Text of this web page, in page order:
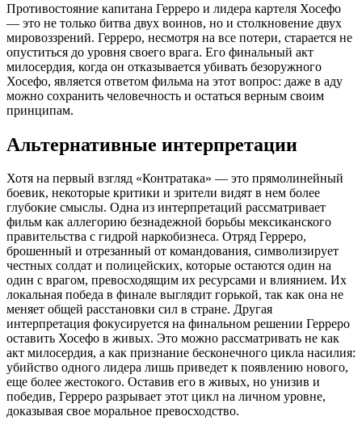
Противостояние капитана Герреро и лидера картеля Хосефо
— это не только битва двух воинов, но и столкновение двух
мировоззрений. Герреро, несмотря на все потери, старается не
опуститься до уровня своего врага. Его финальный акт
милосердия, когда он отказывается убивать безоружного
Хосефо, является ответом фильма на этот вопрос: даже в аду
можно сохранить человечность и остаться верным своим
принципам.
Альтернативные интерпретации
Хотя на первый взгляд «Контратака» — это прямолинейный
боевик, некоторые критики и зрители видят в нем более
глубокие смыслы. Одна из интерпретаций рассматривает
фильм как аллегорию безнадежной борьбы мексиканского
правительства с гидрой наркобизнеса. Отряд Герреро,
брошенный и отрезанный от командования, символизирует
честных солдат и полицейских, которые остаются один на
один с врагом, превосходящим их ресурсами и влиянием. Их
локальная победа в финале выглядит горькой, так как она не
меняет общей расстановки сил в стране. Другая
интерпретация фокусируется на финальном решении Герреро
оставить Хосефо в живых. Это можно рассматривать не как
акт милосердия, а как признание бесконечного цикла насилия:
убийство одного лидера лишь приведет к появлению нового,
еще более жестокого. Оставив его в живых, но унизив и
победив, Герреро разрывает этот цикл на личном уровне,
доказывая свое моральное превосходство.